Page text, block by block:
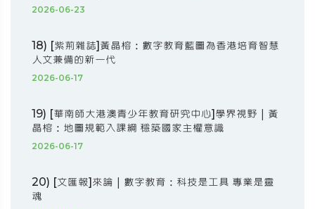
2026-06-23
18) [紫荊雜誌]黃晶榕：數字教育藍圖為香港培育智慧
人文兼備的新一代
2026-06-17
19) [華南師大港澳青少年教育研究中心]學界視野｜黃
晶榕：地圖規範入課綱 穩築國家主權意識
2026-06-17
20) [文匯報]來論｜數字教育：科技是工具 專業是靈
魂